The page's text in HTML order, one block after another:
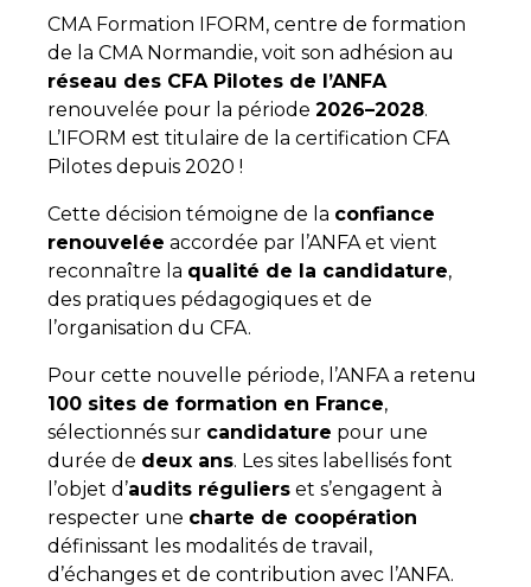
CMA Formation IFORM, centre de formation
de la CMA Normandie, voit son adhésion au
réseau des CFA Pilotes de l’ANFA
renouvelée pour la période 2026–2028.
L’IFORM est titulaire de la certification CFA
Pilotes depuis 2020 !
Cette décision témoigne de la confiance
renouvelée accordée par l’ANFA et vient
reconnaître la qualité de la candidature,
des pratiques pédagogiques et de
l’organisation du CFA.
Pour cette nouvelle période, l’ANFA a retenu
100 sites de formation en France,
sélectionnés sur candidature pour une
durée de deux ans. Les sites labellisés font
l’objet d’audits réguliers et s’engagent à
respecter une charte de coopération
définissant les modalités de travail,
d’échanges et de contribution avec l’ANFA.